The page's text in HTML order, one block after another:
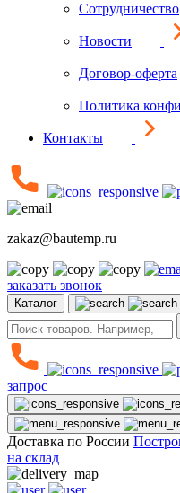
Сотрудничество
Новости
Договор-оферта
Политика
Контакты
zakaz@bautemp.ru
заказать звонок
Каталог
запрос
Доставка по России
на склад